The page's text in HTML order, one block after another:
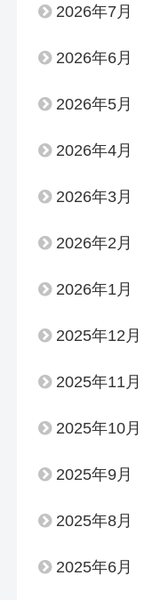
2026年7月
2026年6月
2026年5月
2026年4月
2026年3月
2026年2月
2026年1月
2025年12月
2025年11月
2025年10月
2025年9月
2025年8月
2025年6月